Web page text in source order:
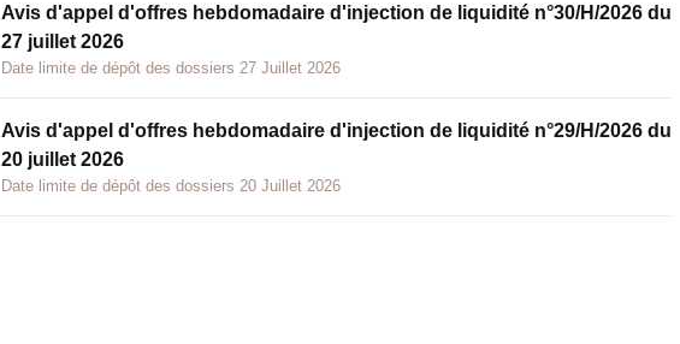
Avis d'appel d'offres hebdomadaire d'injection de liquidité n°30/H/2026 du
27 juillet 2026
Date limite de dépôt des dossiers 27 Juillet 2026
Avis d'appel d'offres hebdomadaire d'injection de liquidité n°29/H/2026 du
20 juillet 2026
Date limite de dépôt des dossiers 20 Juillet 2026